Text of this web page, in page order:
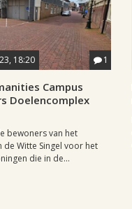
18:20 1
Campus
Doelencomplex
bewoners van het
de Witte Singel voor het
die in de...